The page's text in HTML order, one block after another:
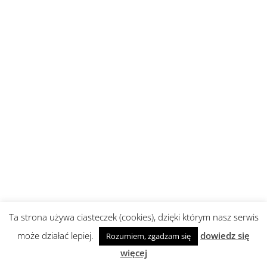
Ta strona używa ciasteczek (cookies), dzięki którym nasz serwis
może działać lepiej.
Rozumiem, zgadzam się
dowiedz się
więcej